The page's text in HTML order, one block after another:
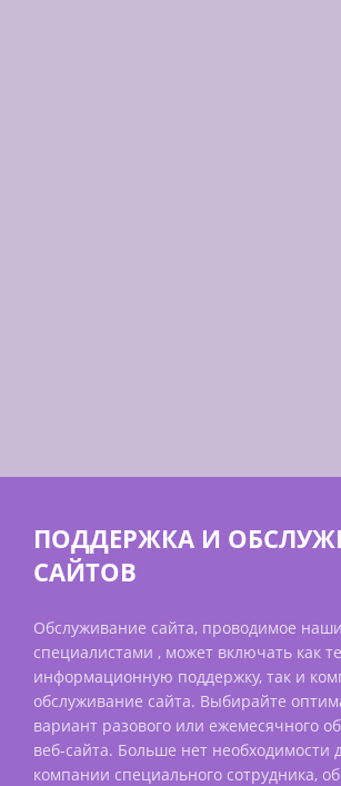
ПОДДЕРЖКА И
САЙТОВ
Обслуживание сайта, проводимое
специалистами , может включать как
информационную поддержку, так и
обслуживание сайта. Выбирайте
вариант разового или ежемесячного
веб-сайта. Больше нет необходимости
компании специального сотрудника,